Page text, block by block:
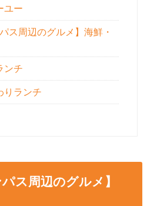
ユー
ス周辺のグルメ】海鮮・
ンチ
ランチ
ス周辺のグルメ】